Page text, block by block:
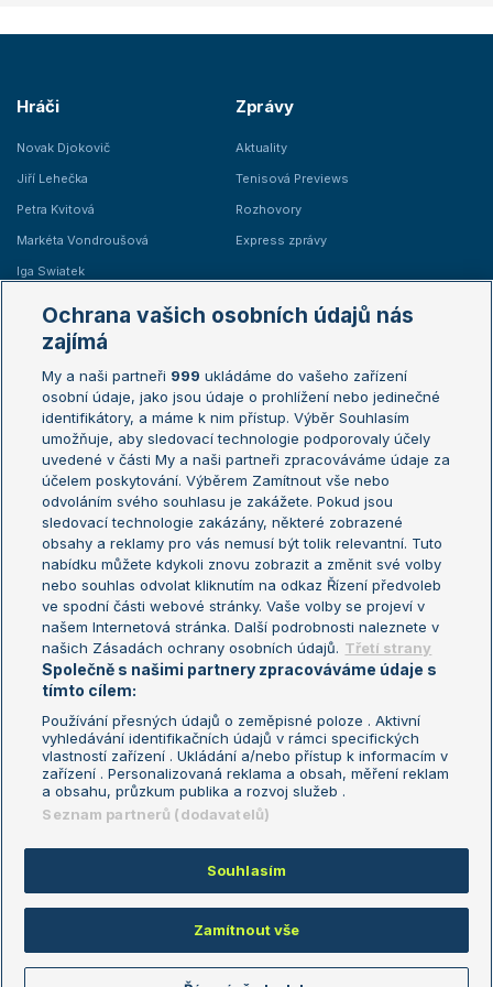
Hráči
Novak Djokovič
Jiří Lehečka
Petra Kvitová
Markéta Vondroušová
Iga Swiatek
Zprávy
Aktuality
Tenisová Previews
Rozhovory
Express zprávy
Žebříčky
Žebříček ATP (muži)
Žebříček WTA (ženy)
Sázkařský žebříček
Australian Open
French Open
Wimbledon
US Open
Turnaj mistrů
Turnaj mistryň
Aktualní trendy
Fotbalové přestupy
Livesport Daily
LS Prague Open
Podmínky užití
Nastavení soukromí
GDPR a žurnalistika
Reklama
Kontakt
Informace o zpracování osobních
údajů
Copyright © 2008-2026 TenisPortal.cz. Využíváme zpravodajství ČTK.
Ochrana vašich osobních údajů nás
zajímá
My a naši partneři 999 ukládáme do vašeho zařízení
osobní údaje, jako jsou údaje o prohlížení nebo jedinečné
identifikátory, a máme k nim přístup. Výběr Souhlasím
umožňuje, aby sledovací technologie podporovaly účely
uvedené v části My a naši partneři zpracováváme údaje za
účelem poskytování. Výběrem Zamítnout vše nebo
odvoláním svého souhlasu je zakážete. Pokud jsou
sledovací technologie zakázány, některé zobrazené
obsahy a reklamy pro vás nemusí být tolik relevantní. Tuto
nabídku můžete kdykoli znovu zobrazit a změnit své volby
nebo souhlas odvolat kliknutím na odkaz Řízení předvoleb
ve spodní části webové stránky. Vaše volby se projeví v
našem Internetová stránka. Další podrobnosti naleznete v
našich Zásadách ochrany osobních údajů. Třetí strany
Společně s našimi partnery zpracováváme údaje s
tímto cílem:
Používání přesných údajů o zeměpisné poloze . Aktivní
vyhledávání identifikačních údajů v rámci specifických
vlastností zařízení . Ukládání a/nebo přístup k informacím v
zařízení . Personalizovaná reklama a obsah, měření reklam
a obsahu, průzkum publika a rozvoj služeb .
Seznam partnerů (dodavatelů)
Souhlasím
Zamítnout vše